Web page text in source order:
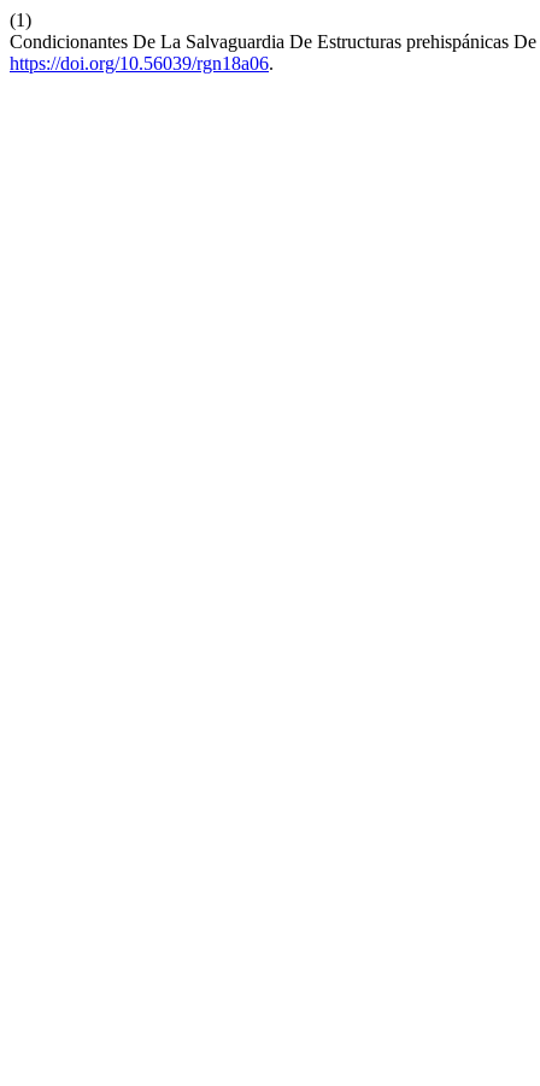
(1)
Condicionantes De La Salvaguardia De Estructuras prehispánicas
https://doi.org/10.56039/rgn18a06.